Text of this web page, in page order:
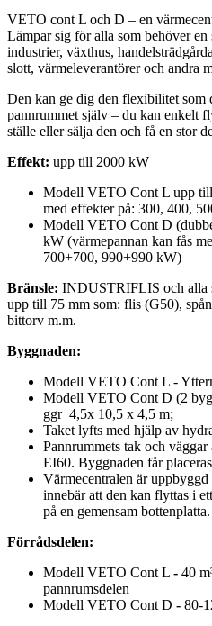
VETO cont L och D – en
Lämpar sig för alla som behöver
industrier, växthus,
slott, värmeleverantörer och andra
Den kan ge dig den flexibilitet som
pannrummet själv – du kan enkelt
ställe eller sälja den och få en stor
Effekt: upp till 2000 kW
Modell VETO Cont L upp
med effekter på: 300, 400,
Modell VETO Cont D
kW (värmepannan kan fås
700+700, 990+990 kW)
Bränsle: INDUSTRIFLIS och alla
upp till 75 mm som: flis (G50),
bittorv m.m.
Byggnaden:
Modell VETO Cont L -
Modell VETO Cont D (2
ggr 4,5x 10,5 x 4,5 m;
Taket lyfts med hjälp av
Pannrummets tak och
EI60. Byggnaden får
Värmecentralen är
innebär att den kan flyttas i
på en gemensam bottenplatta.
Förrådsdelen:
Modell VETO Cont L - 40
pannrumsdelen
Modell VETO Cont D - 80-